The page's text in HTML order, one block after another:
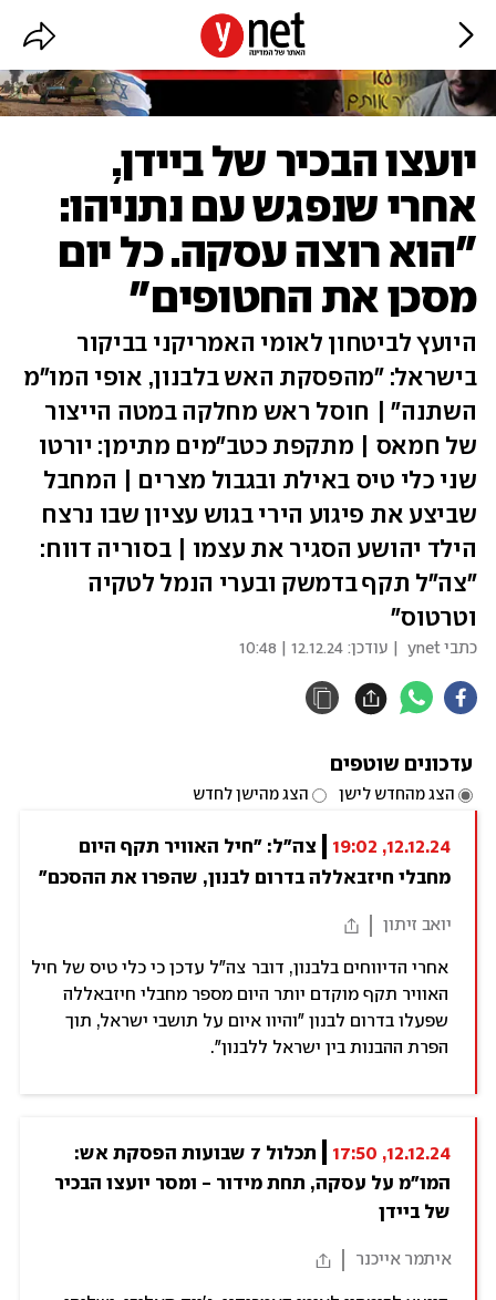
יועצו הבכיר של ביידן,
אחרי שנפגש עם נתניהו:
"הוא רוצה עסקה. כל יום
מסכן את החטופים"
היועץ לביטחון לאומי האמריקני בביקור
בישראל: "מהפסקת האש בלבנון, אופי המו"מ
השתנה" | חוסל ראש מחלקה במטה הייצור
של חמאס | מתקפת כטב"מים מתימן: יורטו
שני כלי טיס באילת ובגבול מצרים | המחבל
שביצע את פיגוע הירי בגוש עציון שבו נרצח
הילד יהושע הסגיר את עצמו | בסוריה דווח:
"צה"ל תקף בדמשק ובערי הנמל לטקיה
וטרטוס"
כתבי ynet | עודכן: 12.12.24 | 10:48
עדכונים שוטפים
הצג מהחדש לישן הצג מהישן לחדש
12.12.24, 19:02
מחבלי חיזבאללה בדרום לבנון, שהפרו את ההסכם"
יואב זיתון
אחרי הדיווחים בלבנון, דובר צה"ל עדכן כי כלי טיס של חיל
האוויר תקף מוקדם יותר היום מספר מחבלי חיזבאללה
שפעלו בדרום לבנון "והיוו איום על תושבי ישראל, תוך
הפרת ההבנות בין ישראל ללבנון".
12.12.24, 17:50
של ביידן
איתמר אייכנר